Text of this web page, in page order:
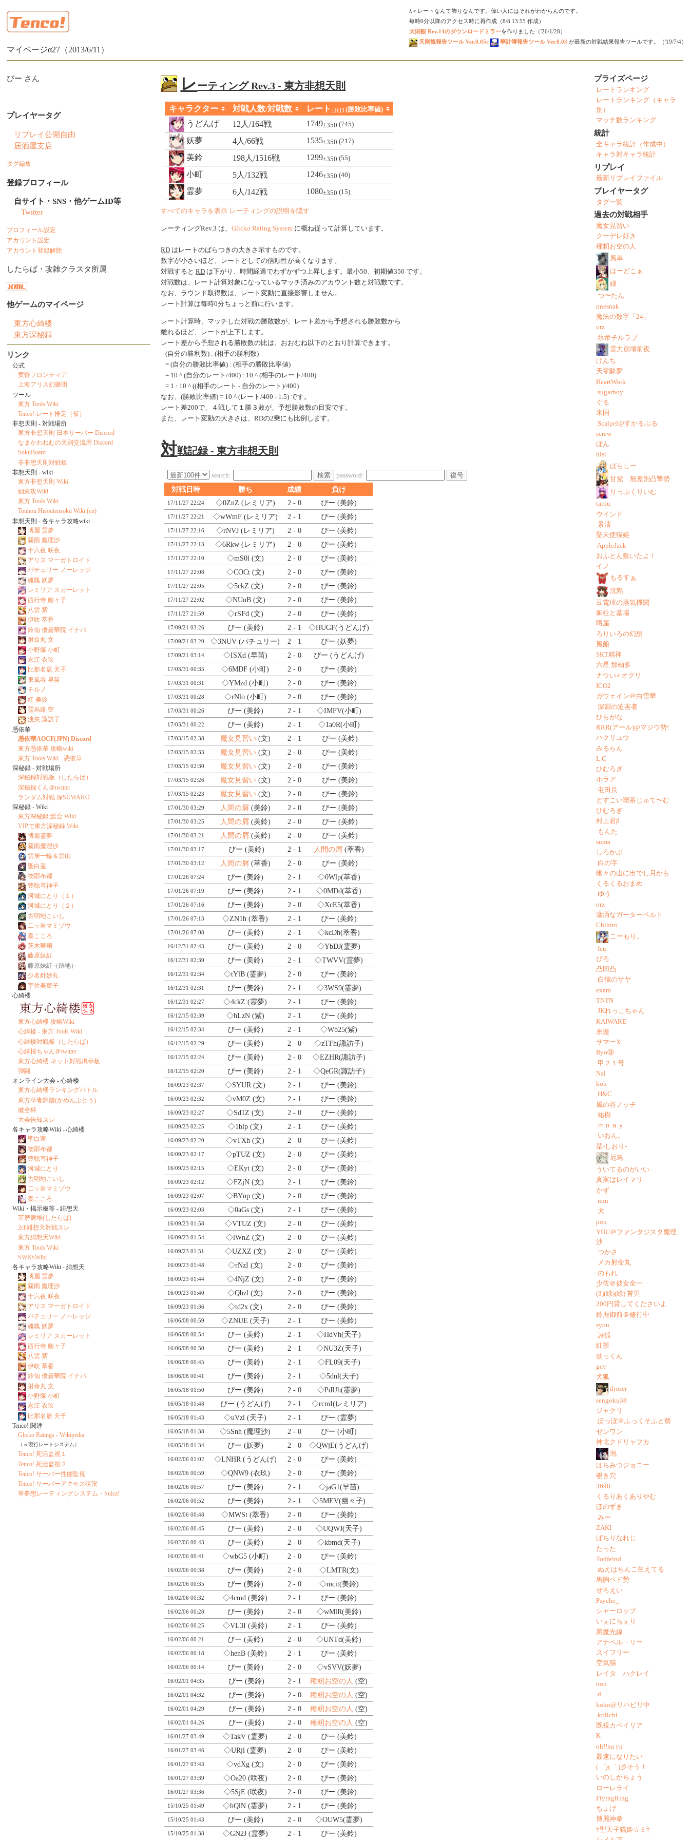
マイページα27（2013/6/11）
λ＜レートなんて飾りなんです。偉い人にはそれがわからんのです。
毎時0分以降のアクセス時に再作成（8/8 13:55 作成）
天則観 Rev.14のダウンロードミラーを作りました（'26/1/28）
天則観報告ツール Ver.0.05c
華計簿報告ツール Ver.0.03 が最新の対戦結果報告ツールです。（'19/7/4）
レーティング Rev.3 - 東方非想天則
キャラクター 対戦人数/対戦数 レート±RD (勝敗比率値)
うどんげ 12人/164戦 1749±350 (745)
妖夢 4人/66戦 1535±350 (217)
美鈴 198人/1516戦 1299±350 (55)
小町 5人/132戦 1246±350 (40)
霊夢 6人/142戦 1080±350 (15)
すべてのキャラを表示 レーティングの説明を隠す
レーティングRev.3 は、Glicko Rating System に概ね従って計算しています。
RD はレートのばらつきの大きさ示すものです。
数字が小さいほど、レートとしての信頼性が高くなります。
対戦するとRD は下がり、時間経過でわずかずつ上昇します。最小50、初期値350 です。
対戦数は、レート計算対象になっているマッチ済みのアカウント数と対戦数です。
なお、ラウンド取得数は、レート変動に直接影響しません。
レート計算は毎時0分ちょっと前に行います。
レート計算時、マッチした対戦の勝敗数が、レート差から予想される勝敗数から
離れるほど、レートが上下します。
レート差から予想される勝敗数の比は、おおむね以下のとおり計算できます。
(自分の勝利数) : (相手の勝利数)
= (自分の勝敗比率値) : (相手の勝敗比率値)
= 10 ^ (自分のレート/400) : 10 ^ (相手のレート/400)
= 1 : 10 ^ ((相手のレート - 自分のレート)/400)
なお、(勝敗比率値) = 10 ^ (レート/400 - 1.5) です。
レート差200で、４戦して１勝３敗が、予想勝敗数の目安です。
また、レート変動の大きさは、RDの2乗にも比例します。
対戦記録 - 東方非想天則
search: 検索 password:
復号
対戦日時
勝ち 成績 負け
17/11/27 22:24 ◇0ZnZ (レミリア) 2 - 0 ぴー (美鈴)
17/11/27 22:21 ◇wWmF(レミリア) 2 - 1 ぴー (美鈴)
17/11/27 22:16 ◇rNVJ(レミリア) 2 - 0 ぴー (美鈴)
17/11/27 22:13 ◇6Rkw (レミリア) 2 - 0 ぴー (美鈴)
17/11/27 22:10 ◇mS0l(文) 2 - 0 ぴー (美鈴)
17/11/27 22:08 ◇COCt(文) 2 - 0 ぴー (美鈴)
17/11/27 22:05 ◇5ckZ (文) 2 - 0 ぴー (美鈴)
17/11/27 22:02 ◇NUnB(文) 2 - 0 ぴー (美鈴)
17/11/27 21:59 ◇rSFd(文) 2 - 0 ぴー (美鈴)
17/09/21 03:26 ぴー (美鈴) 2 - 1 ◇HUGF(うどんげ)
17/09/21 03:20 ◇3NUV (パチュリー) 2 - 1 ぴー (妖夢)
17/09/21 03:14 ◇ISXd(早苗) 2 - 0 ぴー (うどんげ)
17/03/31 00:35 ◇6MDF (小町) 2 - 0 ぴー (美鈴)
17/03/31 00:31 ◇YMzd (小町) 2 - 0 ぴー (美鈴)
17/03/31 00:28 ◇rNlo(小町) 2 - 0 ぴー (美鈴)
17/03/31 00:26 ぴー (美鈴) 2 - 1 ◇IMFV(小町)
17/03/31 00:22 ぴー (美鈴) 2 - 1 ◇1a0R(小町)
17/03/15 02:38 魔女見習い (文) 2 - 1 ぴー (美鈴)
17/03/15 02:33 魔女見習い (文) 2 - 0 ぴー (美鈴)
17/03/15 02:30 魔女見習い (文) 2 - 0 ぴー (美鈴)
17/03/15 02:26 魔女見習い (文) 2 - 0 ぴー (美鈴)
17/03/15 02:23 魔女見習い (文) 2 - 0 ぴー (美鈴)
17/01/30 03:29 人間の屑(美鈴) 2 - 0 ぴー (美鈴)
17/01/30 03:25 人間の屑(美鈴) 2 - 0 ぴー (美鈴)
17/01/30 03:21 人間の屑(美鈴) 2 - 0 ぴー (美鈴)
17/01/30 03:17 ぴー (美鈴) 2 - 1 人間の屑 (萃香)
17/01/30 03:12 人間の屑(萃香) 2 - 0 ぴー (美鈴)
17/01/26 07:24 ぴー (美鈴) 2 - 1 ◇0Wlp(萃香)
17/01/26 07:19 ぴー (美鈴) 2 - 1 ◇0MDd(萃香)
17/01/26 07:16 ぴー (美鈴) 2 - 0 ◇XcE5(萃香)
17/01/26 07:13 ◇ZN1h (萃香) 2 - 1 ぴー (美鈴)
17/01/26 07:08 ぴー (美鈴) 2 - 1 ◇kcDh(萃香)
16/12/31 02:43 ぴー (美鈴) 2 - 0 ◇YbDJ(霊夢)
16/12/31 02:39 ぴー (美鈴) 2 - 1 ◇TWVV(霊夢)
16/12/31 02:34 ◇tYlB (霊夢) 2 - 0 ぴー (美鈴)
16/12/31 02:31 ぴー (美鈴) 2 - 1 ◇3WS9(霊夢)
16/12/31 02:27 ◇4ckZ (霊夢) 2 - 1 ぴー (美鈴)
16/12/15 02:39 ◇hLzN(紫) 2 - 1 ぴー (美鈴)
16/12/15 02:34 ぴー (美鈴) 2 - 1 ◇Wb25(紫)
16/12/15 02:29 ぴー (美鈴) 2 - 0 ◇zTFh(諏訪子)
16/12/15 02:24 ぴー (美鈴) 2 - 0 ◇EZHR(諏訪子)
16/12/15 02:20 ぴー (美鈴) 2 - 1 ◇QeGR(諏訪子)
16/09/23 02:37 ◇SYUR(文) 2 - 1 ぴー (美鈴)
16/09/23 02:32 ◇vM0Z (文) 2 - 1 ぴー (美鈴)
16/09/23 02:27 ◇Sd1Z (文) 2 - 0 ぴー (美鈴)
16/09/23 02:25 ◇1blp (文) 2 - 1 ぴー (美鈴)
16/09/23 02:20 ◇vTXh (文) 2 - 0 ぴー (美鈴)
16/09/23 02:17 ◇pTUZ (文) 2 - 0 ぴー (美鈴)
16/09/23 02:15 ◇EKyt(文) 2 - 0 ぴー (美鈴)
16/09/23 02:12 ◇FZjN (文) 2 - 1 ぴー (美鈴)
16/09/23 02:07 ◇BYnp (文) 2 - 0 ぴー (美鈴)
16/09/23 02:03 ◇0aGs(文) 2 - 1 ぴー (美鈴)
16/09/23 01:58 ◇VTUZ (文) 2 - 0 ぴー (美鈴)
16/09/23 01:54 ◇lWnZ (文) 2 - 0 ぴー (美鈴)
16/09/23 01:51 ◇UZXZ (文) 2 - 0 ぴー (美鈴)
16/09/23 01:48 ◇rNzI (文) 2 - 0 ぴー (美鈴)
16/09/23 01:44 ◇4NjZ (文) 2 - 0 ぴー (美鈴)
16/09/23 01:40 ◇Qbzl (文) 2 - 0 ぴー (美鈴)
16/09/23 01:36 ◇td2x (文) 2 - 0 ぴー (美鈴)
16/06/08 00:59 ◇ZNUE (天子) 2 - 1 ぴー (美鈴)
16/06/08 00:54 ぴー (美鈴) 2 - 1 ◇HdVh(天子)
16/06/08 00:50 ぴー (美鈴) 2 - 1 ◇NU3Z(天子)
16/06/08 00:45 ぴー (美鈴) 2 - 1 ◇FL09(天子)
16/06/08 00:41 ぴー (美鈴) 2 - 1 ◇5dnl(天子)
16/05/18 01:50 ぴー (美鈴) 2 - 0 ◇PdUh(霊夢)
16/05/18 01:48 ぴー (うどんげ) 2 - 1 ◇rcmI(レミリア)
16/05/18 01:43 ◇uVzl (天子) 2 - 1 ぴー (霊夢)
16/05/18 01:38 ◇5Snh (魔理沙) 2 - 0 ぴー (小町)
16/05/18 01:34 ぴー (妖夢) 2 - 0 ◇QWjE(うどんげ)
16/02/06 01:02 ◇LNHR(うどんげ) 2 - 0 ぴー (美鈴)
16/02/06 00:59 ◇QNW9(衣玖) 2 - 0 ぴー (美鈴)
16/02/06 00:57 ぴー (美鈴) 2 - 1 ◇jaG1(早苗)
16/02/06 00:52 ぴー (美鈴) 2 - 1 ◇5MEV(幽々子)
16/02/06 00:48 ◇MWSt (萃香) 2 - 0 ぴー (美鈴)
16/02/06 00:45 ぴー (美鈴) 2 - 0 ◇UQWJ(天子)
16/02/06 00:43 ぴー (美鈴) 2 - 0 ◇kbmd(天子)
16/02/06 00:41 ◇wbG5(小町) 2 - 0 ぴー (美鈴)
16/02/06 00:38 ぴー (美鈴) 2 - 0 ◇LMTR(文)
16/02/06 00:35 ぴー (美鈴) 2 - 0 ◇mcit(美鈴)
16/02/06 00:32 ◇4cmd (美鈴) 2 - 1 ぴー (美鈴)
16/02/06 00:28 ぴー (美鈴) 2 - 0 ◇wMlR(美鈴)
16/02/06 00:25 ◇VL3I (美鈴) 2 - 1 ぴー (美鈴)
16/02/06 00:21 ぴー (美鈴) 2 - 0 ◇UNTd(美鈴)
16/02/06 00:18 ◇henB (美鈴) 2 - 1 ぴー (美鈴)
16/02/06 00:14 ぴー (美鈴) 2 - 0 ◇vSVV(妖夢)
16/02/01 04:35 ぴー (美鈴) 2 - 1 種籾お空の人 (空)
16/02/01 04:32 ぴー (美鈴) 2 - 0 種籾お空の人 (空)
16/02/01 04:29 ぴー (美鈴) 2 - 0 種籾お空の人 (空)
16/02/01 04:26 ぴー (美鈴) 2 - 0 種籾お空の人 (空)
16/01/27 03:49 ◇TakV (霊夢) 2 - 0 ぴー (美鈴)
16/01/27 03:46 ◇URjl (霊夢) 2 - 0 ぴー (美鈴)
16/01/27 03:43 ◇vdXg (文) 2 - 0 ぴー (美鈴)
16/01/27 03:39 ◇Oa20(咲夜) 2 - 0 ぴー (美鈴)
16/01/27 03:36 ◇5SjE (咲夜) 2 - 0 ぴー (美鈴)
15/10/25 01:49 ◇hQlN (霊夢) 2 - 1 ぴー (美鈴)
15/10/25 01:43 ぴー (美鈴) 2 - 0 ◇OUW5(霊夢)
15/10/25 01:38 ◇GN2J(霊夢) 2 - 1 ぴー (美鈴)
ぴー さん
プレイヤータグ
リプレイ公開自由
居酒屋支店
タグ編集
登録プロフィール
自サイト・SNS・他ゲームID等
Twitter
プロフィール設定
アカウント設定
アカウント登録解除
したらば・攻雑クラスタ所属
他ゲームのマイページ
東方心綺楼
東方深秘録
リンク
公式
黄昏フロンティア
上海アリス幻樂団
ツール
東方 Tools Wiki
Tenco! レート推定（仮）
非想天則 - 対戦場所
東方非想天則 日本サーバー Discord
なまかわねむの天則交流用 Discord
SokuBoard
非非想天則対戦板
非想天則 - wiki
東方非想天則 Wiki
細東攻Wiki
東方 Tools Wiki
Touhou Hisoutensoku Wiki (en)
非想天則 - 各キャラ攻略wiki
博麗 霊夢
霧雨 魔理沙
十六夜 咲夜
アリス マーガトロイド
パチュリー ノーレッジ
魂魄 妖夢
レミリア スカーレット
西行寺 幽々子
八雲 紫
伊吹 萃香
鈴仙 優曇華院 イナバ
射命丸 文
小野塚 小町
永江 衣玖
比那名居 天子
東風谷 早苗
チルノ
紅 美鈴
霊烏路 空
洩矢 諏訪子
憑依華
憑依華AOCF(JPN) Discord
東方憑依華 攻略wiki
東方 Tools Wiki - 憑依華
深秘録 - 対戦場所
深秘録対戦板（したらば）
深秘録くん＠twitter
ランダム対戦 深SUWAKO
深秘録 - Wiki
東方深秘録 総合 Wiki
VIPで東方深秘録 Wiki
博麗霊夢
霧雨魔理沙
雲居一輪＆雲山
聖白蓮
物部布都
豊聡耳神子
河城にとり（１）
河城にとり（２）
古明地こいし
二ッ岩マミゾウ
秦こころ
茨木華扇
藤原妹紅
藤原妹紅（跡地）
少名針妙丸
宇佐美菫子
心綺楼
東方心綺楼 攻略Wiki
心綺楼 - 東方 Tools Wiki
心綺楼対戦板（したらば）
心綺桜ちゃん＠twitter
東方心綺楼-ネット対戦掲示板-
弾闘
オンライン大会 - 心綺楼
東方心綺楼ランキングバトル
東方華妻舞踏(かめんぶとう)
健全杯
大会告知スレ
各キャラ攻略Wiki - 心綺楼
聖白蓮
物部布都
豊聡耳神子
河城にとり
古明地こいし
二ッ岩マミゾウ
秦こころ
Wiki・掲示板等 - 緋想天
萃磨選堆(したらば)
2ch緋想天対戦スレ
東方緋想天Wiki
東方 Tools Wiki
SWRSWiki
各キャラ攻略Wiki - 緋想天
博麗 霊夢
霧雨 魔理沙
十六夜 咲夜
アリス マーガトロイド
パチュリー ノーレッジ
魂魄 妖夢
レミリア スカーレット
西行寺 幽々子
八雲 紫
伊吹 萃香
鈴仙 優曇華院 イナバ
射命丸 文
小野塚 小町
永江 衣玖
比那名居 天子
Tenco! 関連
Glicko Ratings - Wikipedia
（＝現行レートシステム）
Tenco! 死活監視１
Tenco! 死活監視２
Tenco! サーバー性能監視
Tenco! サーバーアクセス状況
萃夢想レーティングシステム・Suica!
プライズページ
レートランキング
レートランキング（キャラ
別）
マッチ数ランキング
統計
全キャラ統計（作成中）
キャラ対キャラ統計
リプレイ
最新リプレイファイル
プレイヤータグ
タグ一覧
過去の対戦相手
魔女見習い
クーデレ好き
種籾お空の人
風車
はーどこぁ
緑
つ〜たん
nnesnak
魔法の数字「24」
orz
氷帝チルラブ
霊力崩壊前夜
けんち
天零酔夢
HeartWork
sugarboy
ぐる
米国
Scalpel@すかるぷる
screw
ぼん
nisi
ばらしー
甘党 無差別凸撃勢
りっぷくりいむ
tarou
ウインド
景清
聖天使猫姫
AppleJack
おふとん敷いたよ！
イノ
もるすぁ
沈黙
豆電球の蒸気機関
御柱と墓場
噂屋
ろりいろの幻想
風船
SKT精神
六星 那柚多
ナウい♂オグリ
ICO2
ガウェイン＠白雪華
深淵の迫害者
ひらがな
RRR(アール)@マジウ勢!
ハクリュウ
みるらん
L.C
ひむろぎ
ホラア
屯田兵
どすこい喫茶じゅて〜む
ひむろぎ
村上君β
もんた
suma
しろかぶ
白の字
幽々の山に出でし月かも
くるくるおまめ
ゆう
orz
瀟洒なガーターベルト
Chihiro
こーもり。
feu
ぴろ
凸凹凸
白猫のサヤ
exam
TNTN
JKれっこちゃん
KAIWARE
糸遊
サマーX
Ryo⑨
甲２１号
Nal
koh
H&C
風の谷ノッチ
祐樹
ｍｎａｙ
いおん。
栞-しおり-
厄鳥
ういてるのがいい
真実はレイマリ
かず
nnn
犬
pon
YUU＠ファンタジスタ魔理
沙
つかさ
メカ射命丸
のもれ
少佐＠彼女全一
(3)(緑)(緑) 苔男
200円貸してくださいよ
鈴鹿御前＠修行中
syou
詩狐
紅茶
勃っくん
gcv
犬狐
djoser
sengoku38
ジャクリ
ぽっぽ＠ふっくそふと勢
ゼンワン
神北クドリャフカ
泡
はちみつジョニー
覗き穴
3690
くるりあくありやむ
ほのずき
みー
ZAKI
ぱちりなれじ
たった
Todfeind
ぬえはちんこ生えてる
鳩胸ペド勢
ぜろえい
Psyche_
シャーロッブ
いぇにちぇり
悪魔光線
アナベル・リー
スイフリー
空気猫
レイタ ハクレイ
non
d
koko@リハビリ中
koiichi
既視カベイリア
K
oh!!na yu
最速になりたい
( ゜д゜ )彡そう！
いのしかちょう
ローレライ
FlyingRing
ちょげ
博麗神拳
†聖天子猫姫☆ミ†